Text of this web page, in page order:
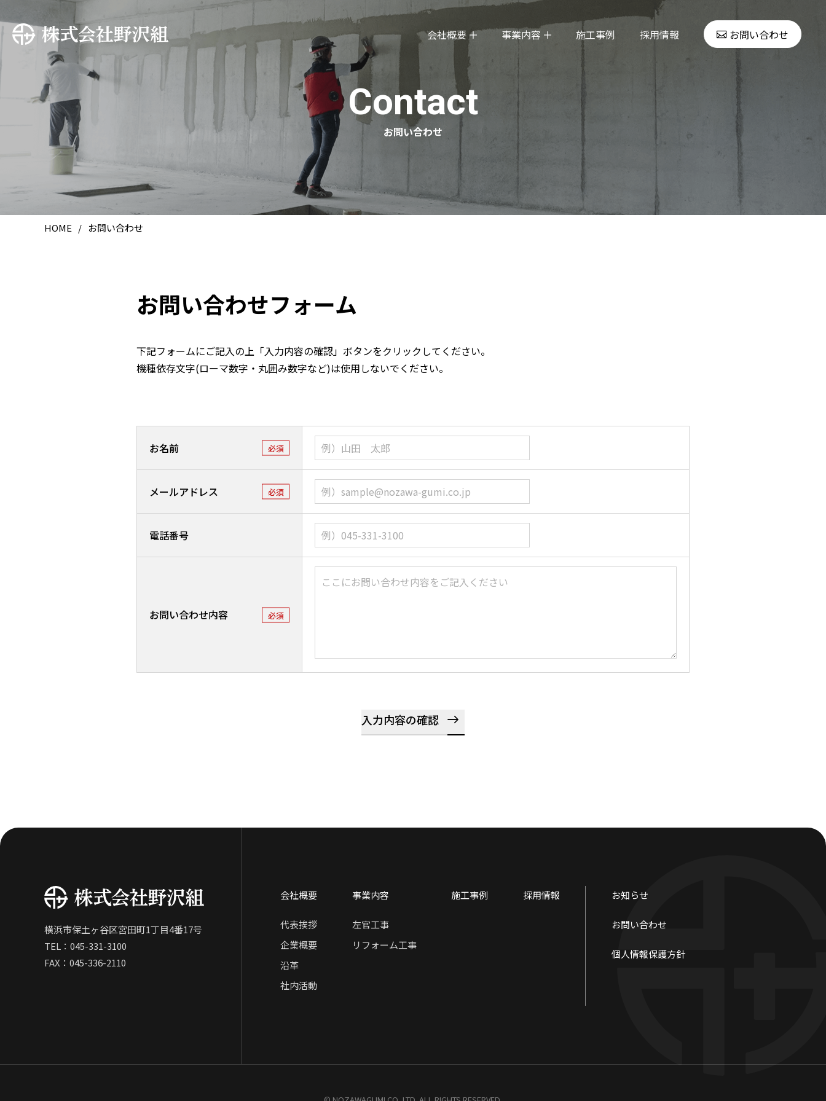
会社概要 事業内容 施工事例 採用情報 お問い合わせ
お問い合わせ
HOME お問い合わせ
お問い合わせフォーム
下記フォームにご記入の上「入力内容の確認」ボタンをクリックしてください。
機種依存文字(ローマ数字・丸囲み数字など)は使用しないでください。
お名前 必須
メールアドレス 必須
電話番号
お問い合わせ内容 必須
入力内容の確認
横浜市保土ヶ谷区宮田町1丁目4番17号
TEL： 045-331-3100
FAX：045-336-2110
会社概要
代表挨拶
企業概要
沿革
社内活動
事業内容
左官工事
リフォーム工事
施工事例 採用情報 お知らせ
お問い合わせ
個人情報保護方針